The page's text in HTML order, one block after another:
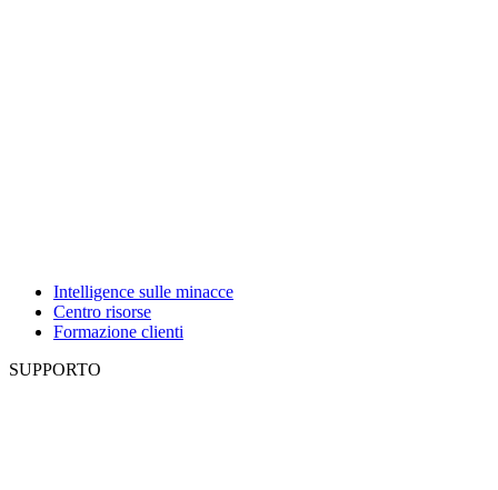
Intelligence sulle minacce
Centro risorse
Formazione clienti
SUPPORTO